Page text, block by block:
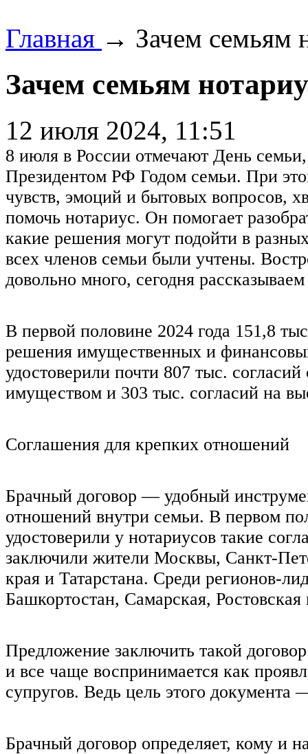
Главная → Зачем семьям
Зачем семьям
12 июля 2024, 11:51
8 июля в России отмечают День
Президентом РФ Годом семьи. При
чувств, эмоций и бытовых вопросов,
помочь нотариус. Он помогает
какие решения могут подойти в
всех членов семьи были учтены.
довольно много, сегодня
В первой половине 2024 года 151,8
решения имущественных и
удостоверили почти 807 тыс.
имуществом и 303 тыс. согласий на
Соглашения для крепких отношений
Брачный договор — удобный
отношений внутри семьи. В первом
удостоверили у нотариусов такие
заключили жители Москвы, Санкт-
края и Татарстана. Среди регионов-
Башкортостан, Самарская,
Предложение заключить такой
и все чаще воспринимается как
супругов. Ведь цель этого
Брачный договор определяет, кому и